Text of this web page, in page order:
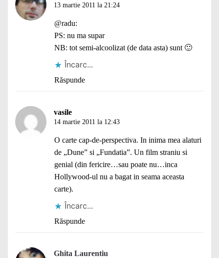
13 martie 2011 la 21:24
@radu:
PS: nu ma supar
NB: tot semi-alcoolizat (de data asta) sunt 🙂
Încarc...
Răspunde
vasile
14 martie 2011 la 12:43
O carte cap-de-perspectiva. In inima mea alaturi
de „Dune” si „Fundatia”. Un film straniu si
genial (din fericire…sau poate nu…inca
Hollywood-ul nu a bagat in seama aceasta
carte).
Încarc...
Răspunde
Ghita Laurentiu